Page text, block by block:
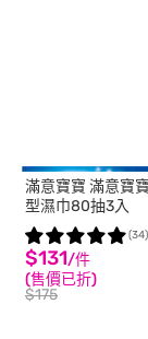
滿意寶寶 滿意寶
型濕巾80抽3入
$131/件
(售價已折)
$175
(34)